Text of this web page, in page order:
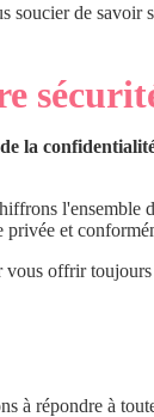
de
la
et
offrir
à répondre à